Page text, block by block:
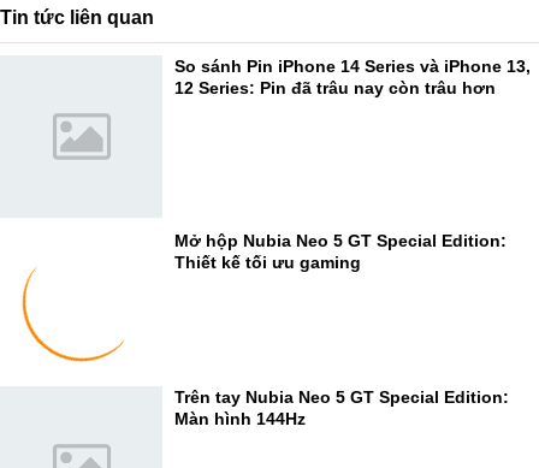
Tin tức liên quan
So sánh Pin iPhone 14 Series và iPhone 13,
12 Series: Pin đã trâu nay còn trâu hơn
Mở hộp Nubia Neo 5 GT Special Edition:
Thiết kế tối ưu gaming
Trên tay Nubia Neo 5 GT Special Edition:
Màn hình 144Hz